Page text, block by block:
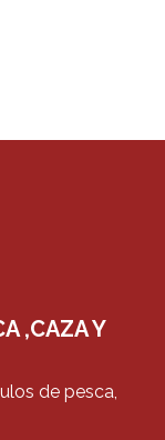
,CAZA Y
de pesca,